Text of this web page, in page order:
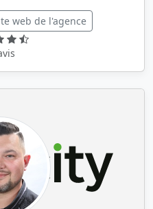
web de l'agence